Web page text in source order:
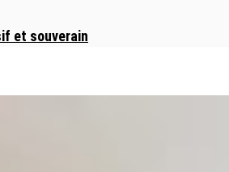
et souverain